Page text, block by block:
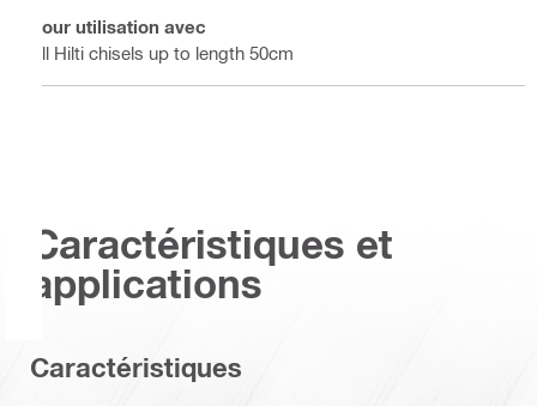
Pour utilisation avec
All Hilti chisels up to length 50cm
Caractéristiques et
applications
Caractéristiques